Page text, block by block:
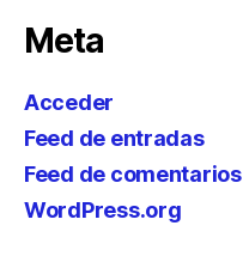
Meta
Acceder
Feed de entradas
Feed de comentarios
WordPress.org